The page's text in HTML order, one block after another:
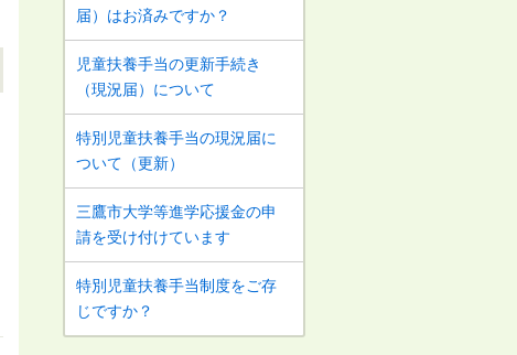
届）はお済みですか？
児童扶養手当の更新手続き
（現況届）について
特別児童扶養手当の現況届に
ついて（更新）
三鷹市大学等進学応援金の申
請を受け付けています
特別児童扶養手当制度をご存
じですか？